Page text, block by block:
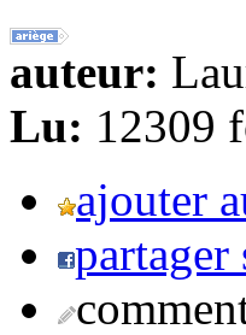
auteur:
Lu: 12309
ajouter
partager